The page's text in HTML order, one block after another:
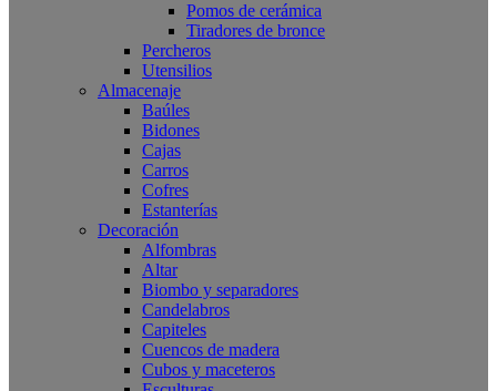
Pomos de cerámica
Tiradores de bronce
Percheros
Utensilios
Almacenaje
Baúles
Bidones
Cajas
Carros
Cofres
Estanterías
Decoración
Alfombras
Altar
Biombo y separadores
Candelabros
Capiteles
Cuencos de madera
Cubos y maceteros